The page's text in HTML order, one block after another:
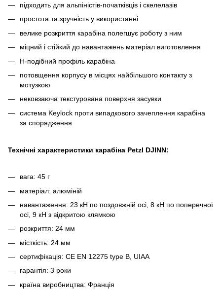
підходить для альпіністів-початківців і скелелазів
простота та зручність у використанні
велике розкриття карабіна полегшує роботу з ним
міцний і стійкий до навантажень матеріал виготовлення
H-подібний профіль карабіна
потовщення корпусу в місцях найбільшого контакту з
мотузкою
нековзаюча текстурована поверхня засувки
система Keylock проти випадкового зачеплення карабіна
за спорядження
Технічні характеристики карабіна Petzl DJINN:
вага: 45 г
матеріал: алюміній
навантаження: 23 кН по поздовжній осі, 8 кН по поперечної
осі, 9 кН з відкритою клямкою
розкриття: 24 мм
місткість: 24 мм
сертифікація: CE EN 12275 type B, UIAA
гарантія: 3 роки
країна виробництва: Франція